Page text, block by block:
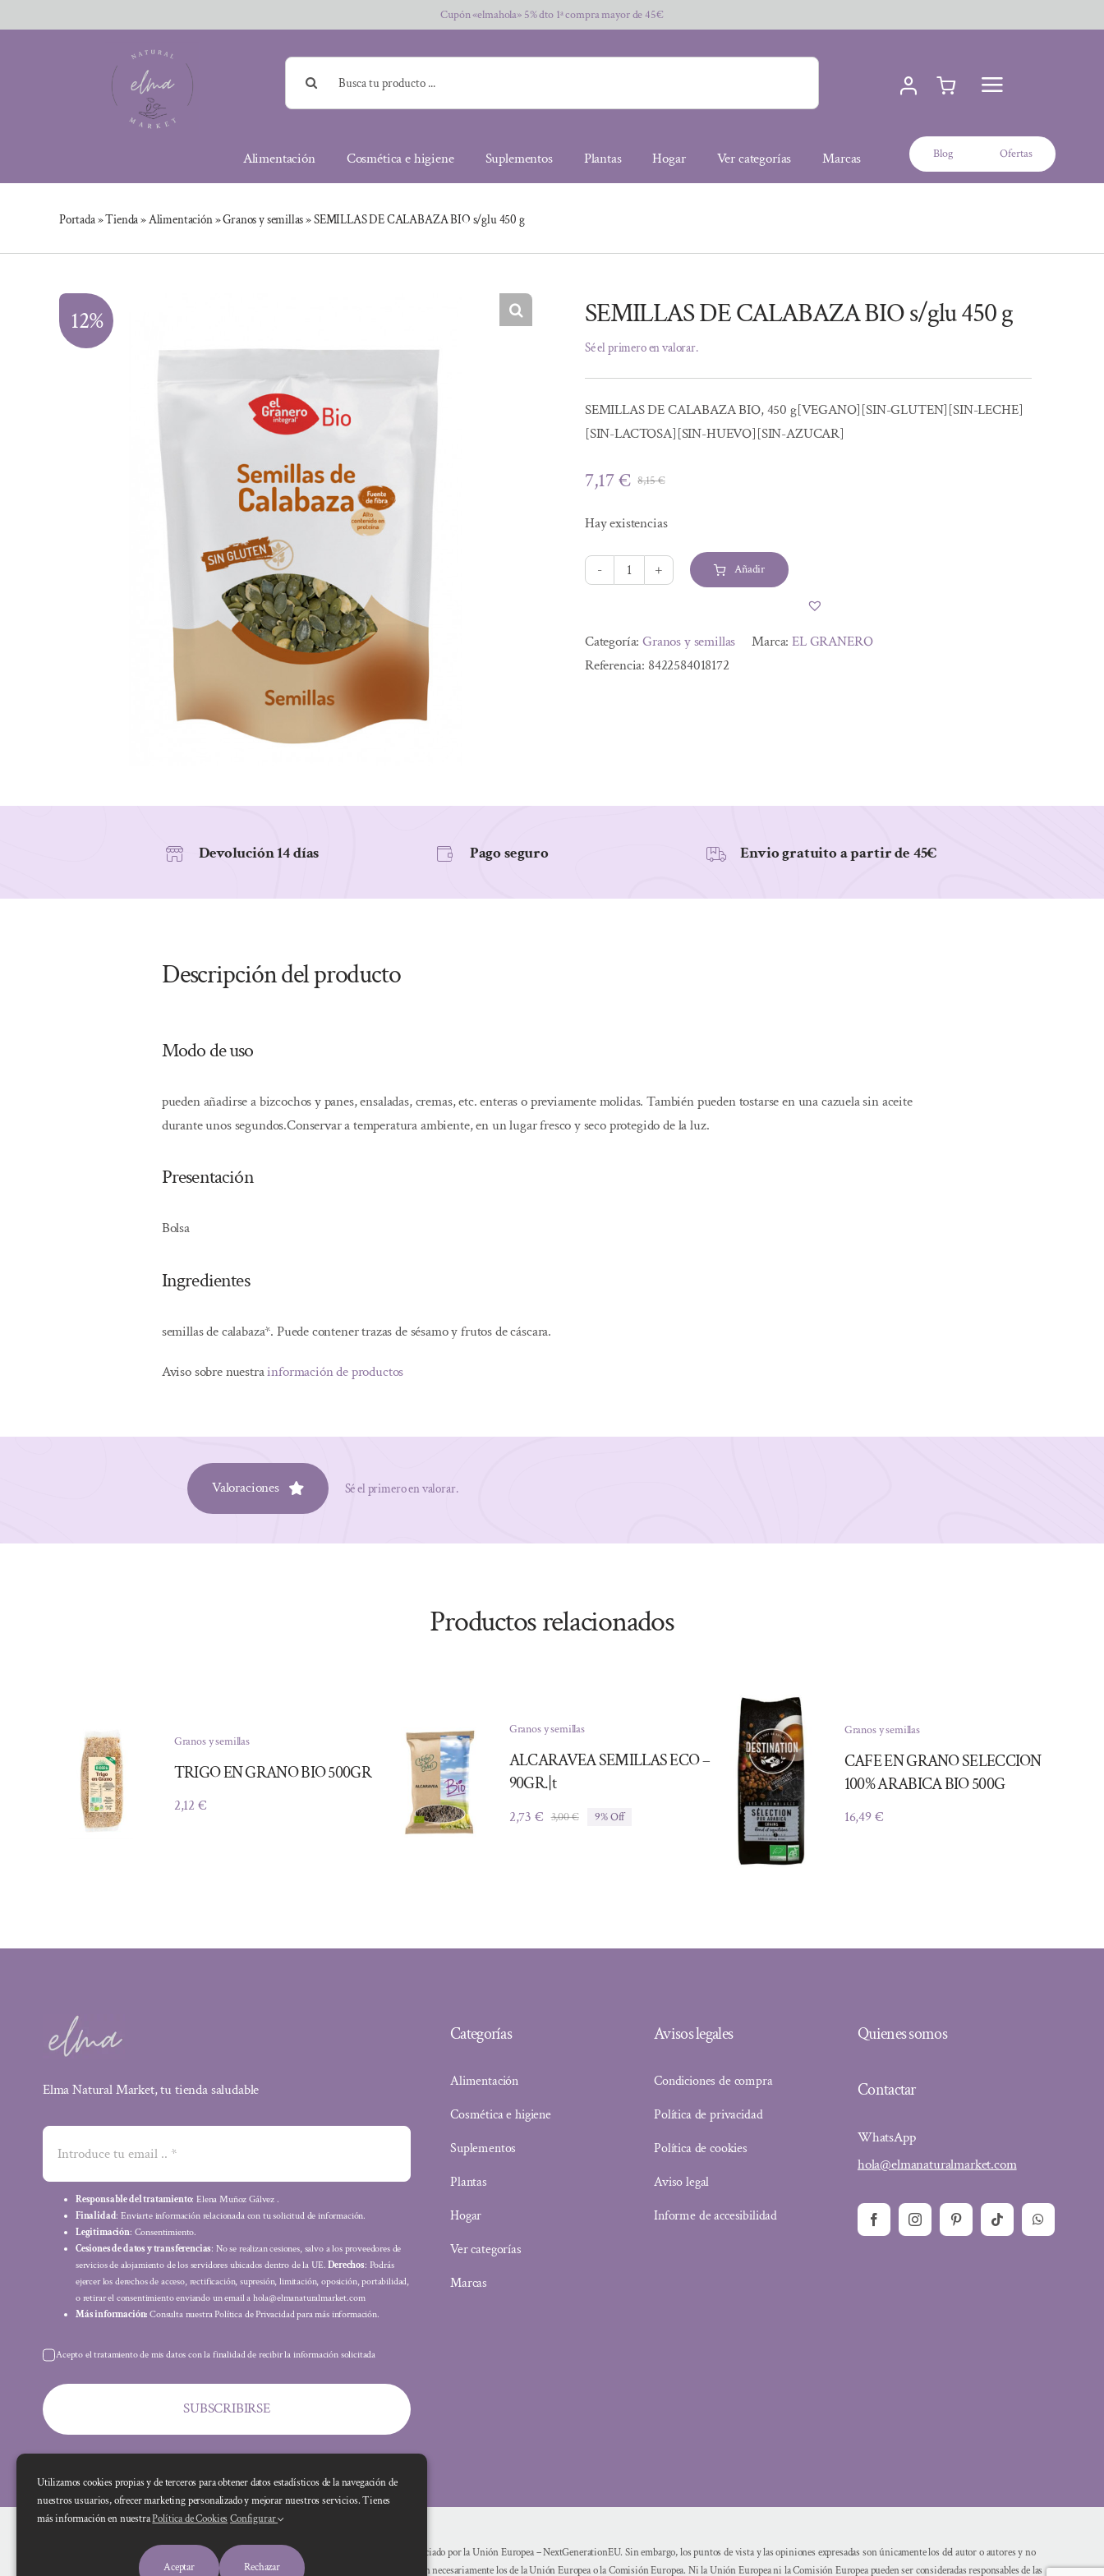
al
Cupón «elmahola» 5% dto 1ª compra mayor de 45€
Buscar:
Alimentación Cosmética e higiene Suplementos Plantas Hogar Ver categorías Marcas Blog Ofertas
Portada»Tienda»Alimentación»Granos y semillas»SEMILLAS DE CALABAZA BIO s/glu 450 g
12% SEMILLAS DE CALABAZA BIO s/glu 450 g
Sé el primero en valorar.
SEMILLAS DE CALABAZA BIO, 450 g[VEGANO][SIN-GLUTEN][SIN-LECHE]
[SIN-LACTOSA][SIN-HUEVO][SIN-AZUCAR]
8,15€El
era:
8,15 €.
7,17€
El
es:
7,17 €.
Hay existencias
SEMILLAS
BIO
s/glu
Añadir
Categoría:Granos y semillas Marca:EL GRANERO
Referencia: 8422584018172
Devolución 14 días Pago seguro Envio gratuito a partir de 45€
Descripción del producto
Modo de uso
pueden añadirse a bizcochos y panes, ensaladas, cremas, etc. enteras o previamente molidas. También pueden tostarse en una cazuela sin aceite
durante unos segundos.Conservar a temperatura ambiente, en un lugar fresco y seco protegido de la luz.
Presentación
Bolsa
Ingredientes
semillas de calabaza*. Puede contener trazas de sésamo y frutos de cáscara.
Aviso sobre nuestrainformación de productos
Valoraciones Sé el primero en valorar.
Productos relacionados
Granos y semillas
TRIGO EN GRANO BIO 500GR
2,12 €
Granos y semillas
ALCARAVEA SEMILLAS ECO –
90GR.|t
3,00€El
2,73 €
El
9% Off
Granos y semillas
CAFE EN GRANO SELECCION
100% ARABICA BIO 500G
16,49€
Elma Natural Market, tu tienda saludable
Responsable del tratamiento: Elena Muñoz Gálvez .
Finalidad: Enviarte información relacionada con tu solicitud de información.
Legitimación: Consentimiento.
Cesiones de datos y transferencias: No se realizan cesiones, salvo a los proveedores de
servicios de alojamiento de los servidores ubicados dentro de la UE.Derechos: Podrás
ejercer los derechos de acceso, rectificación, supresión, limitación, oposición, portabilidad,
o retirar el consentimiento enviando un email a hola@elmanaturalmarket.com
Más información: Consulta nuestra Política de Privacidad para más información.
Acepto el tratamiento de mis datos con la finalidad de recibir la información solicitada
SUBSCRIBIRSE
Categorías
Alimentación
Cosmética e higiene
Suplementos
Plantas
Hogar
Ver categorías
Marcas
Avisos legales
Condiciones de compra
Política de privacidad
Política de cookies
Aviso legal
Informe de accesibilidad
Quienes somos
Contactar
WhatsApp
hola@elmanaturalmarket.com
Financiado por la Unión Europea – NextGenerationEU. Sin embargo, los puntos de vista y las opiniones expresadas son únicamente los del autor o autores y no
reflejan necesariamente los de la Unión Europea o la Comisión Europea. Ni la Unión Europea ni la Comisión Europea pueden ser consideradas responsables de las
Utilizamos cookies propias y de terceros para obtener datos estadísticos de la navegación de
nuestros usuarios, ofrecer marketing personalizado y mejorar nuestros servicios. Tienes
más información en nuestraPolítica de Cookies Configurar
Aceptar Rechazar